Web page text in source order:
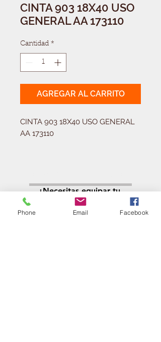
CINTA 903 18X40 USO
GENERAL AA 173110
Cantidad *
AGREGAR AL CARRITO
CINTA 903 18X40 USO GENERAL
AA 173110
Llamá al:
011-4768-9855
¿Necesitas equipar tu
ferretería?
Phone Email Facebook